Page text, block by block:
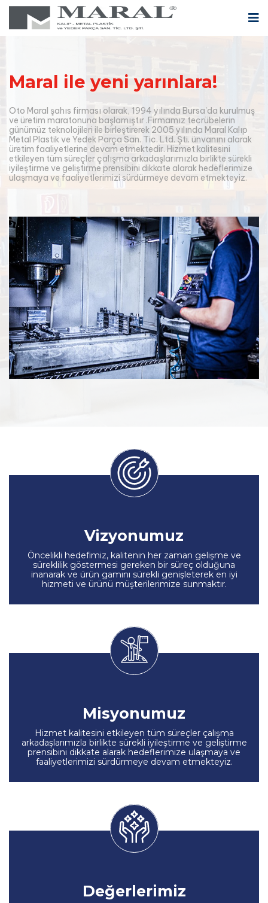
Maral ile yeni yarınlara!
Oto Maral şahıs firması olarak, 1994 yılında Bursa'da kurulmuş
ve üretim maratonuna başlamıştır .Firmamız tecrübelerin
günümüz teknolojileri ile birleştirerek 2005 yılında Maral Kalıp
Metal Plastik ve Yedek Parça San. Tic. Ltd. Şti. ünvanını alarak
üretim faaliyetlerine devam etmektedir. Hizmet kalitesini
etkileyen tüm süreçler çalışma arkadaşlarımızla birlikte sürekli
iyileştirme ve geliştirme prensibini dikkate alarak hedeflerimize
ulaşmaya ve faaliyetlerimizi sürdürmeye devam etmekteyiz.
Vizyonumuz
Öncelikli hedefimiz, kalitenin her zaman gelişme ve
süreklilik göstermesi gereken bir süreç olduğuna
inanarak ve ürün gamını sürekli genişleterek en iyi
hizmeti ve ürünü müşterilerimize sunmaktır.
Misyonumuz
Hizmet kalitesini etkileyen tüm süreçler çalışma
arkadaşlarımızla birlikte sürekli iyileştirme ve geliştirme
prensibini dikkate alarak hedeflerimize ulaşmaya ve
faaliyetlerimizi sürdürmeye devam etmekteyiz.
Değerlerimiz